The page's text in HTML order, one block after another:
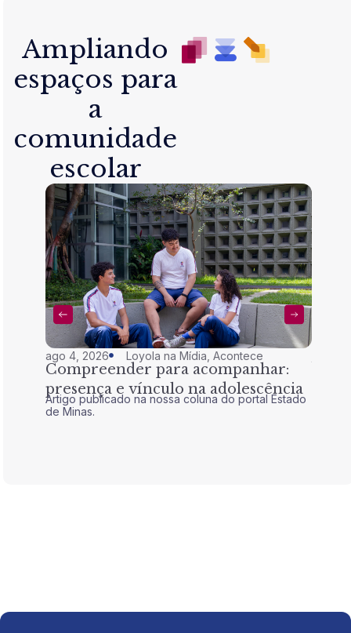
Ampliando
espaços para
a
comunidade
escolar
ago 4, 2026 Loyola na Mídia ,Acontece
Compreender para acompanhar:
presença e vínculo na adolescência
Artigo publicado na nossa coluna do portal Estado
de Minas.